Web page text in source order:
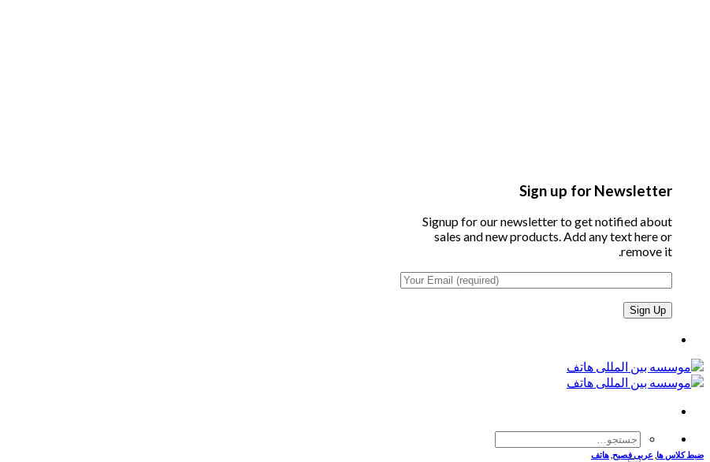
Sign up for Newsletter
Signup for our newsletter to get notified about
sales and new products. Add any text here or
remove it.
جستجو
برای:
ضبط کلاس ها عربی فصیح هاتف